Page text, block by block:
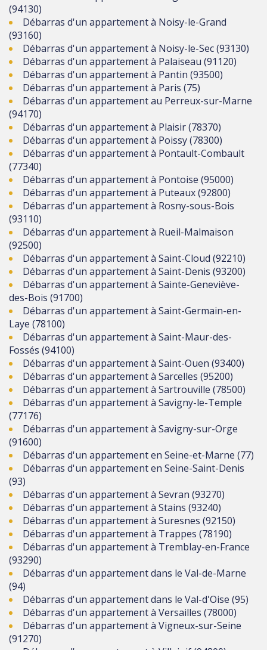
(94130)
Débarras d'un appartement à Noisy-le-Grand
(93160)
Débarras d'un appartement à Noisy-le-Sec (93130)
Débarras d'un appartement à Palaiseau (91120)
Débarras d'un appartement à Pantin (93500)
Débarras d'un appartement à Paris (75)
Débarras d'un appartement au Perreux-sur-Marne
(94170)
Débarras d'un appartement à Plaisir (78370)
Débarras d'un appartement à Poissy (78300)
Débarras d'un appartement à Pontault-Combault
(77340)
Débarras d'un appartement à Pontoise (95000)
Débarras d'un appartement à Puteaux (92800)
Débarras d'un appartement à Rosny-sous-Bois
(93110)
Débarras d'un appartement à Rueil-Malmaison
(92500)
Débarras d'un appartement à Saint-Cloud (92210)
Débarras d'un appartement à Saint-Denis (93200)
Débarras d'un appartement à Sainte-Geneviève-
des-Bois (91700)
Débarras d'un appartement à Saint-Germain-en-
Laye (78100)
Débarras d'un appartement à Saint-Maur-des-
Fossés (94100)
Débarras d'un appartement à Saint-Ouen (93400)
Débarras d'un appartement à Sarcelles (95200)
Débarras d'un appartement à Sartrouville (78500)
Débarras d'un appartement à Savigny-le-Temple
(77176)
Débarras d'un appartement à Savigny-sur-Orge
(91600)
Débarras d'un appartement en Seine-et-Marne (77)
Débarras d'un appartement en Seine-Saint-Denis
(93)
Débarras d'un appartement à Sevran (93270)
Débarras d'un appartement à Stains (93240)
Débarras d'un appartement à Suresnes (92150)
Débarras d'un appartement à Trappes (78190)
Débarras d'un appartement à Tremblay-en-France
(93290)
Débarras d'un appartement dans le Val-de-Marne
(94)
Débarras d'un appartement dans le Val-d'Oise (95)
Débarras d'un appartement à Versailles (78000)
Débarras d'un appartement à Vigneux-sur-Seine
(91270)